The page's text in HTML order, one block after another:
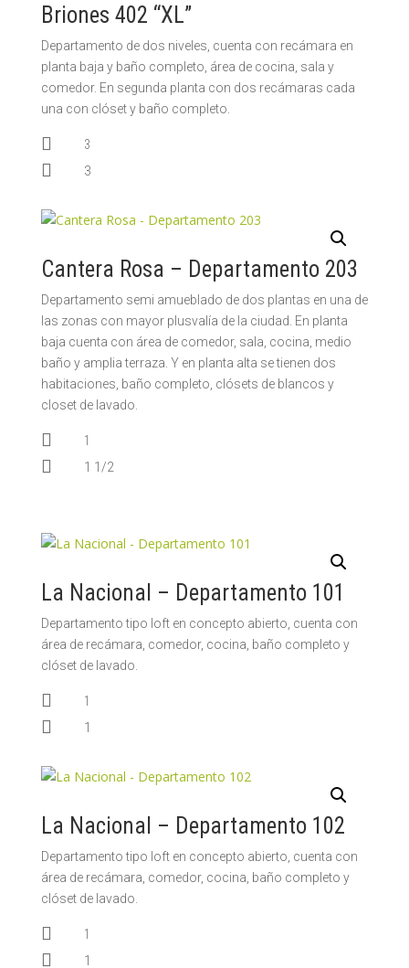
Briones 402 “XL”
Departamento de dos niveles, cuenta con recámara en
planta baja y baño completo, área de cocina, sala y
comedor. En segunda planta con dos recámaras cada
una con clóset y baño completo.
 3
 3
Cantera Rosa – Departamento 203
Departamento semi amueblado de dos plantas en una de
las zonas con mayor plusvalía de la ciudad. En planta
baja cuenta con área de comedor, sala, cocina, medio
baño y amplia terraza. Y en planta alta se tienen dos
habitaciones, baño completo, clósets de blancos y
closet de lavado.
 1
 1 1/2
La Nacional – Departamento 101
Departamento tipo loft en concepto abierto, cuenta con
área de recámara, comedor, cocina, baño completo y
clóset de lavado.
 1
 1
La Nacional – Departamento 102
Departamento tipo loft en concepto abierto, cuenta con
área de recámara, comedor, cocina, baño completo y
clóset de lavado.
 1
 1